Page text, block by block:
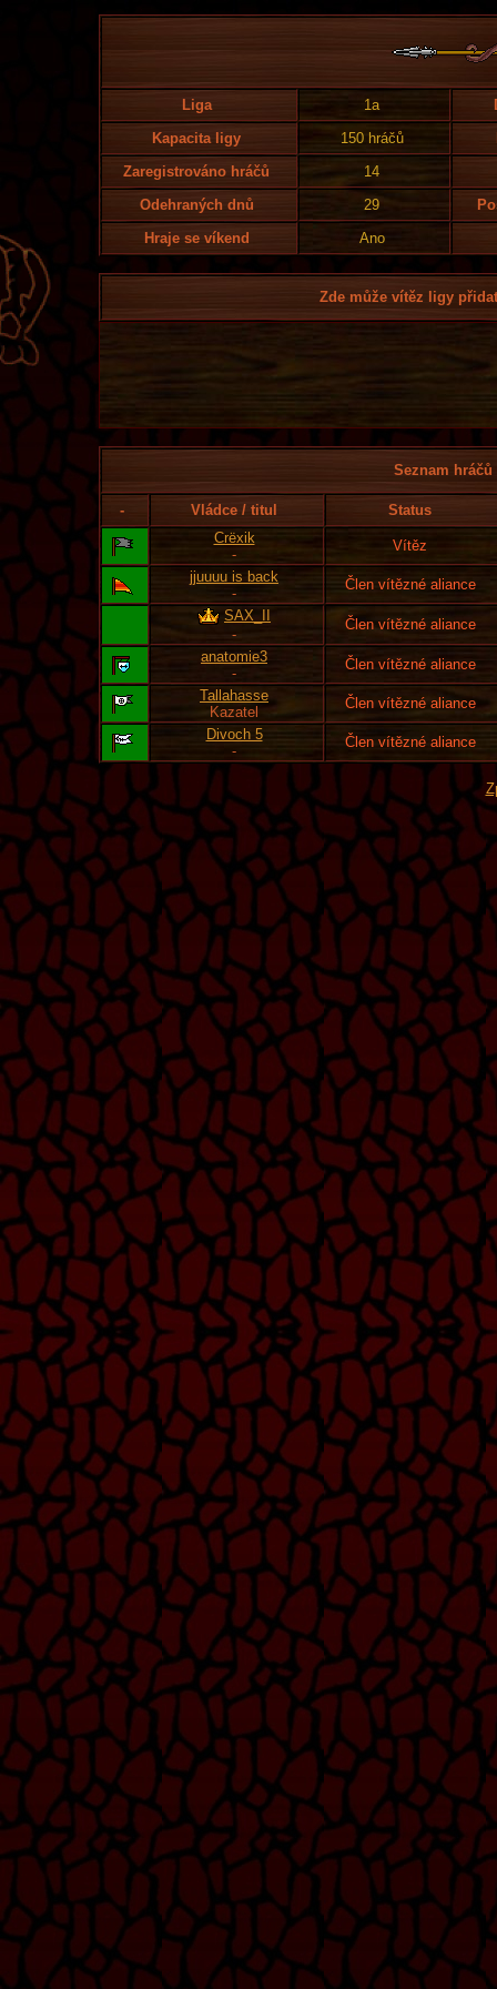
Liga 1a
Kapacita ligy
150 hráčů
Zaregistrováno hráčů
14
Odehraných dnů
29
Hraje se víkend
Ano
Zde může vítěz ligy
Seznam
- Vládce / titul
Status
Crëxik
-
Vítěz
jjuuuu is back
-
Člen vítězné aliance
SAX_II
-
Člen vítězné aliance
anatomie3
-
Člen vítězné aliance
Tallahasse
Kazatel
Člen vítězné aliance
Divoch 5
-
Člen vítězné aliance